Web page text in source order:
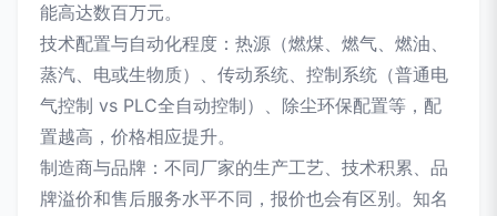
能高达数百万元。
技术配置与自动化程度：热源（燃煤、燃气、燃油、
蒸汽、电或生物质）、传动系统、控制系统（普通电
气控制 vs PLC全自动控制）、除尘环保配置等，配
置越高，价格相应提升。
制造商与品牌：不同厂家的生产工艺、技术积累、品
牌溢价和售后服务水平不同，报价也会有区别。知名